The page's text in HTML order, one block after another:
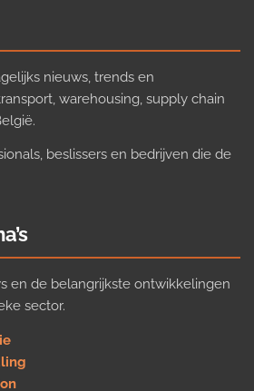
nieuws, trends en
warehousing, supply chain
beslissers en bedrijven die de
en de belangrijkste ontwikkelingen
sector.